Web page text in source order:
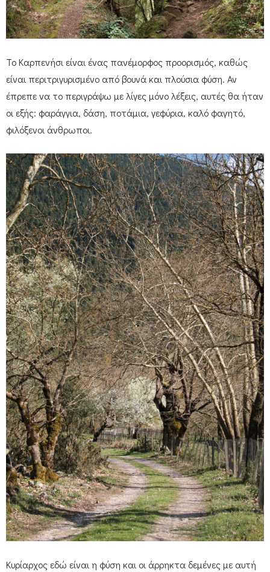
Το Καρπενήσι είναι ένας πανέμορφος προορισμός, καθώς
είναι περιτριγυρισμένο από βουνά και πλούσια φύση. Αν
έπρεπε να το περιγράψω με λίγες μόνο λέξεις, αυτές θα ήταν
οι εξής: φαράγγια, δάση, ποτάμια, γεφύρια, καλό φαγητό,
φιλόξενοι άνθρωποι.
Κυρίαρχος εδώ είναι η φύση και οι άρρηκτα δεμένες με αυτή